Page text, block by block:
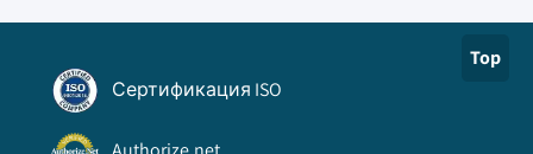
Top
Сертификация ISO